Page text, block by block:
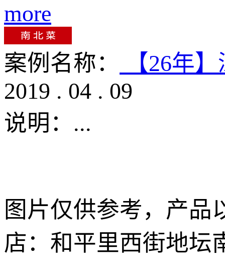
more
案例名称：
【26年
2019 . 04 . 09
说明： ...
图片仅供参考，产品
店：和平里西街地坛